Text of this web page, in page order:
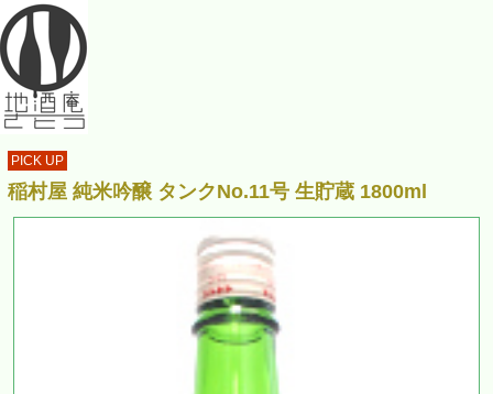
PICK UP
稲村屋 純米吟醸 タンクNo.11号 生貯蔵 1800ml